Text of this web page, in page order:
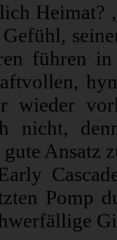
führen in
wieder
nicht,
Ansatz
Pomp